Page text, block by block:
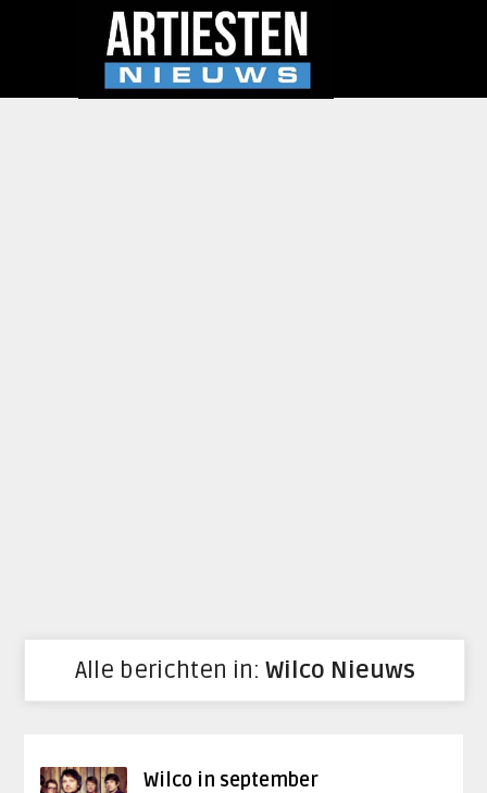
Alle berichten in: Wilco Nieuws
Wilco in september